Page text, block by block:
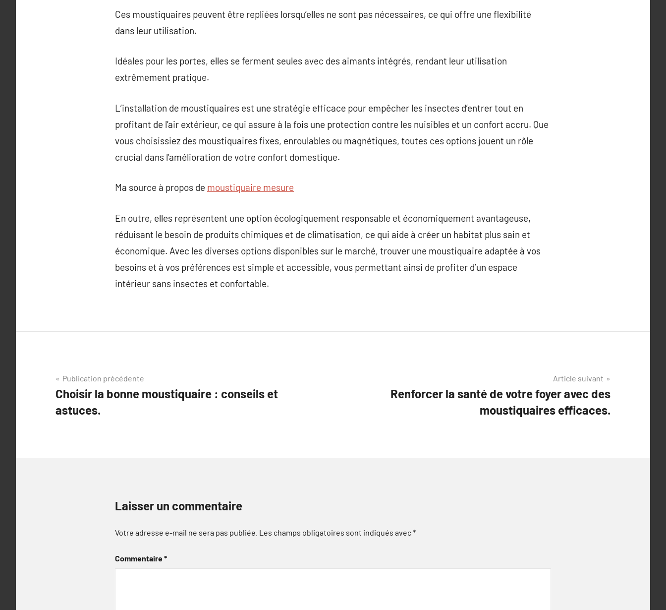
Ces moustiquaires peuvent être repliées lorsqu’elles ne sont pas nécessaires, ce qui offre une flexibilité
dans leur utilisation.
Idéales pour les portes, elles se ferment seules avec des aimants intégrés, rendant leur utilisation
extrêmement pratique.
L’installation de moustiquaires est une stratégie efficace pour empêcher les insectes d’entrer tout en
profitant de l’air extérieur, ce qui assure à la fois une protection contre les nuisibles et un confort accru. Que
vous choisissiez des moustiquaires fixes, enroulables ou magnétiques, toutes ces options jouent un rôle
crucial dans l’amélioration de votre confort domestique.
Ma source à propos de moustiquaire mesure
En outre, elles représentent une option écologiquement responsable et économiquement avantageuse,
réduisant le besoin de produits chimiques et de climatisation, ce qui aide à créer un habitat plus sain et
économique. Avec les diverses options disponibles sur le marché, trouver une moustiquaire adaptée à vos
besoins et à vos préférences est simple et accessible, vous permettant ainsi de profiter d’un espace
intérieur sans insectes et confortable.
Navigation
de
l’article
Publication précédente
Choisir la bonne moustiquaire : conseils et
astuces.
Article suivant
Renforcer la santé de votre foyer avec des
moustiquaires efficaces.
Laisser un commentaire
Votre adresse e-mail ne sera pas publiée. Les champs obligatoires sont indiqués avec*
Commentaire*